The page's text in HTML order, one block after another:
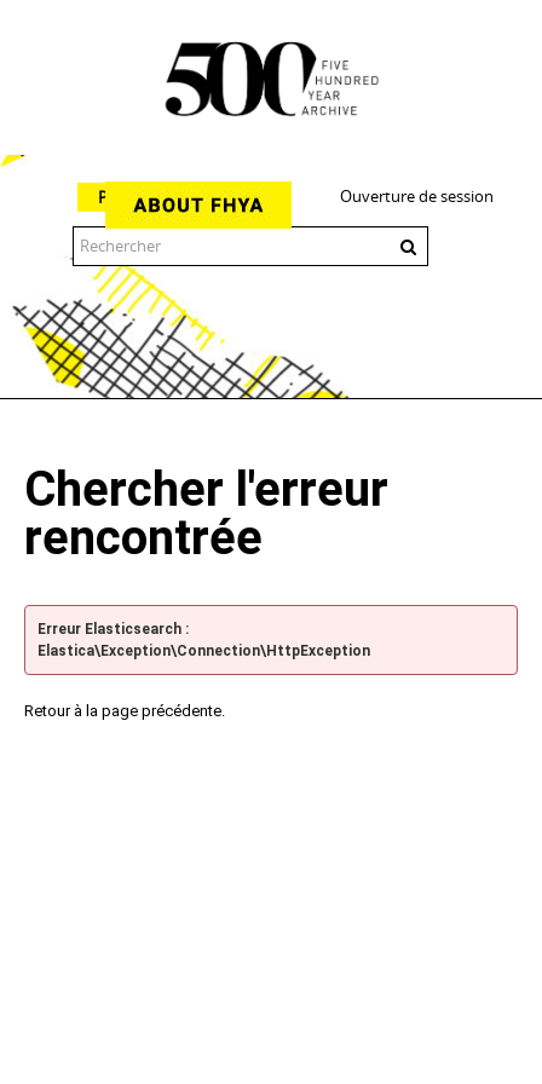
Ouverture de session
Parcourir
Chercher l'erreur
rencontrée
Erreur Elasticsearch :
Elastica\Exception\Connection\HttpException
Retour à la page précédente.